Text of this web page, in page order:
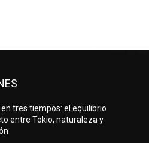
tres tiempos: el equilibrio
entre Tokio, naturaleza y